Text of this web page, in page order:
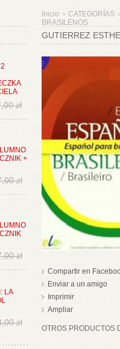
zł
+
zł
zł
LA
zł
Inicio > CATEGORÍAS >
BRASILENOS
GUTIERREZ
Compartir en
Enviar a un amigo
Imprimir
Ampliar
OTROS PRODUCTOS